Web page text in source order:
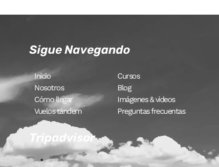
Sigue Navegando
Inicio
Nosotros
Cómo llegar
Vuelos tándem
Cursos
Blog
Imágenes & videos
Preguntas frecuentas
Tripadvisor